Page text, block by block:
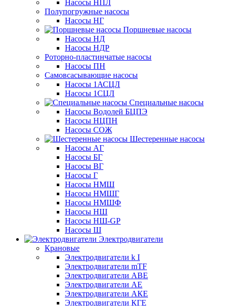
Насосы НПЛ
Полупогружные насосы
Насосы НГ
Поршневые насосы
Насосы НД
Насосы НДР
Роторно-пластинчатые насосы
Насосы ПН
Самовсасывающие насосы
Насосы 1АСЦЛ
Насосы 1СЦЛ
Специальные насосы
Насосы Водолей БЦПЭ
Насосы НЦПН
Насосы СОЖ
Шестеренные насосы
Насосы АГ
Насосы БГ
Насосы ВГ
Насосы Г
Насосы НМШ
Насосы НМШГ
Насосы НМШФ
Насосы НШ
Насосы НШ-GP
Насосы Ш
Электродвигатели
Крановые
Электродвигатели k I
Электродвигатели mTF
Электродвигатели АВЕ
Электродвигатели АЕ
Электродвигатели АКЕ
Электродвигатели КГЕ